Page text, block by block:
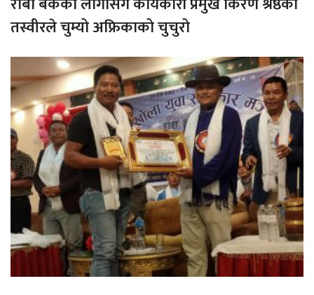
तस्वीरले चुम्यो अफ्रिकाको चुचुरो